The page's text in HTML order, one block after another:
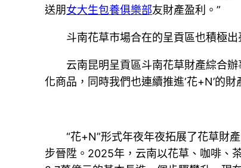
送朋女大生包養俱樂部友財產盈利。”
斗南花草市場合在的呈貢區也積極
云南昆明呈貢區斗南花草財產綜合
化商品，同時我們也連續推進‘花+N’的
“花+N”形式年夜年夜拓展了花草財
步晉陞。2025年，云南以花草、咖啡、